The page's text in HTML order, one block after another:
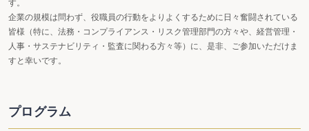
す。
企業の規模は問わず、役職員の行動をよりよくするために日々奮闘されている
皆様（特に、法務・コンプライアンス・リスク管理部門の方々や、経営管理・
人事・サステナビリティ・監査に関わる方々等）に、是非、ご参加いただけま
すと幸いです。
プログラム